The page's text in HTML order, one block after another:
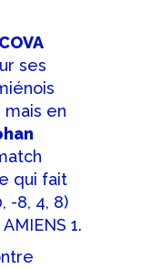
ses
mais en
qui fait
-8, 4, 8)
1.